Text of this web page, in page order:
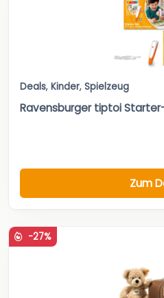
Deals, Kinder, Spielzeug
Ravensburger tiptoi Starter-
Zum
-27%